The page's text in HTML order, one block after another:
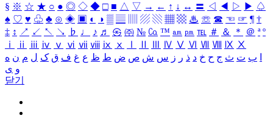
§ ※ ☆ ★ ○ ● ◎ ◇ ◆ □ ■ △ ▽ → ← ↑ ↓ ↔ 〓 ◁ ◀ ▷ ▶ ♤
♠ ♡ ♥ ♧ ♣ ⊙ ◈ ▣ ◐ ◑ ▒ ▤ ▨ ▧ ▦ ▩ ♨ ☏ ☎ ☜ ☞ ¶ †
‡ ↕ ↗ ↙ ↖ ↘ ♭ ♩ ♪ ♬ ㉿ ㈜ № ㏇ ™ ㏂ ㏘ ℡ ＃ ＆ ＊ ＠ ª º
ⅰ
ⅱ ⅲ ⅳ ⅴ ⅵ ⅶ ⅷ ⅸ ⅹ Ⅳ Ⅴ Ⅵ Ⅶ Ⅷ Ⅸ Ⅹ
ب ت ث ج ح خ د ذ ر ز س ش ص ض ط ظ ع غ ف ق ک ل م ن ه
و ی
닫기